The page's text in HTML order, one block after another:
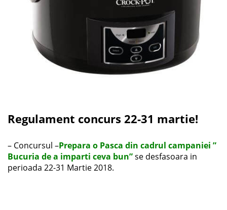
Regulament concurs 22-31 martie!
– Concursul –Prepara o Pasca din cadrul campaniei ”
Bucuria de a imparti ceva bun”se desfasoara in
perioada 22-31 Martie 2018.